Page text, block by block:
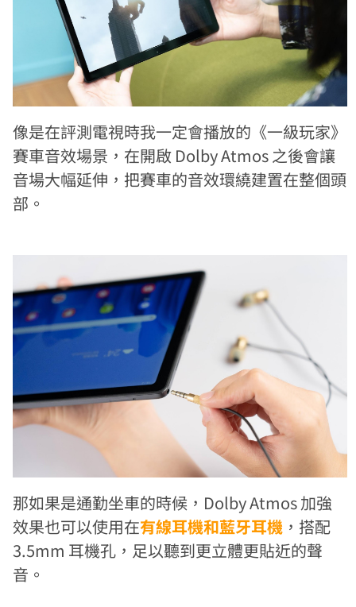
像是在評測電視時我一定會播放的《一級玩家》
賽車音效場景，在開啟 Dolby Atmos 之後會讓
音場大幅延伸，把賽車的音效環繞建置在整個頭
部。
那如果是通勤坐車的時候，Dolby Atmos 加強
效果也可以使用在有線耳機和藍牙耳機 ，搭配
3.5mm 耳機孔，足以聽到更立體更貼近的聲
音。